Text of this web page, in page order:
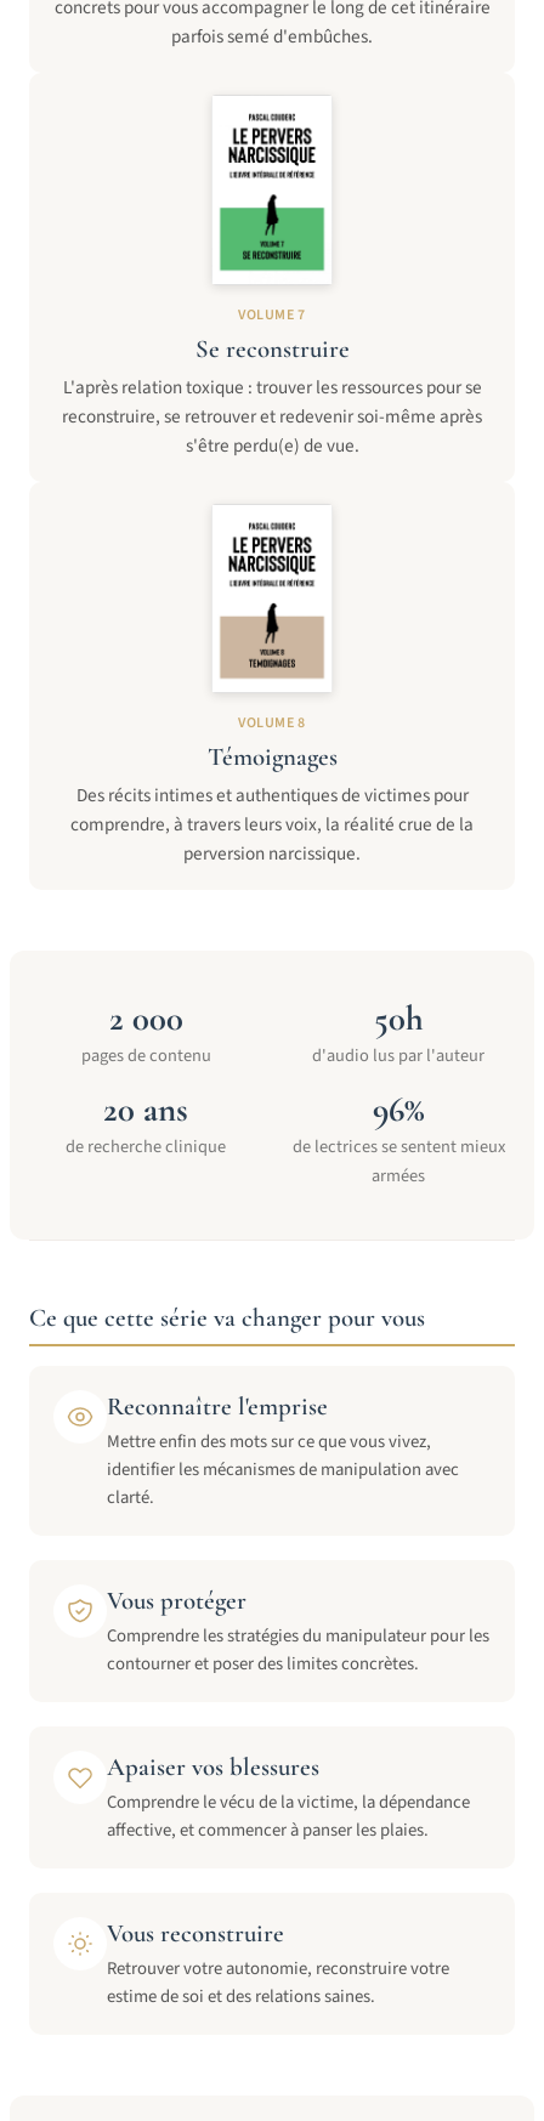
concrets pour vous accompagner le long de cet itinéraire
parfois semé d'embûches.
VOLUME 7
Se reconstruire
L'après relation toxique : trouver les ressources pour se
reconstruire, se retrouver et redevenir soi-même après
s'être perdu(e) de vue.
VOLUME 8
Témoignages
Des récits intimes et authentiques de victimes pour
comprendre, à travers leurs voix, la réalité crue de la
perversion narcissique.
2 000
pages de contenu
50h
d'audio lus par l'auteur
20 ans
de recherche clinique
96%
de lectrices se sentent mieux
armées
Ce que cette série va changer pour vous
Reconnaître l'emprise
Mettre enfin des mots sur ce que vous vivez,
identifier les mécanismes de manipulation avec
clarté.
Vous protéger
Comprendre les stratégies du manipulateur pour les
contourner et poser des limites concrètes.
Apaiser vos blessures
Comprendre le vécu de la victime, la dépendance
affective, et commencer à panser les plaies.
Vous reconstruire
Retrouver votre autonomie, reconstruire votre
estime de soi et des relations saines.